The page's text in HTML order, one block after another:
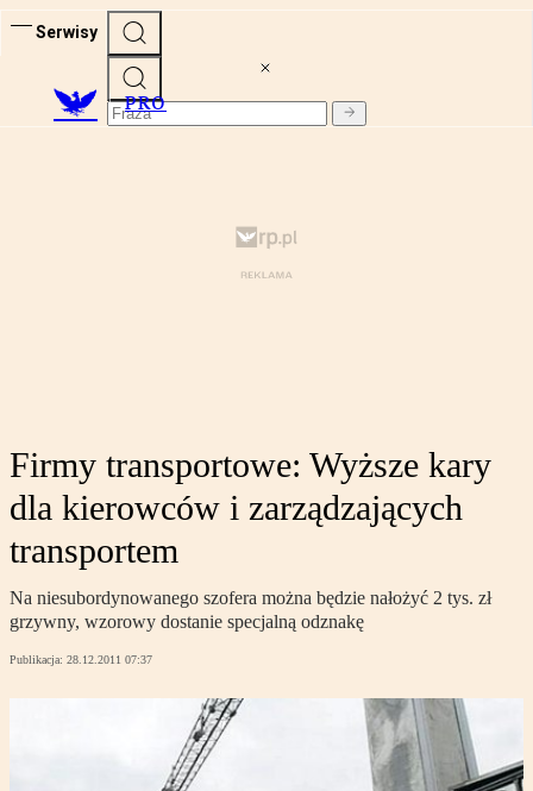
Serwisy
PRO
Firmy transportowe: Wyższe kary
dla kierowców i zarządzających
transportem
Na niesubordynowanego szofera można będzie nałożyć 2 tys. zł
grzywny, wzorowy dostanie specjalną odznakę
Publikacja: 28.12.2011 07:37